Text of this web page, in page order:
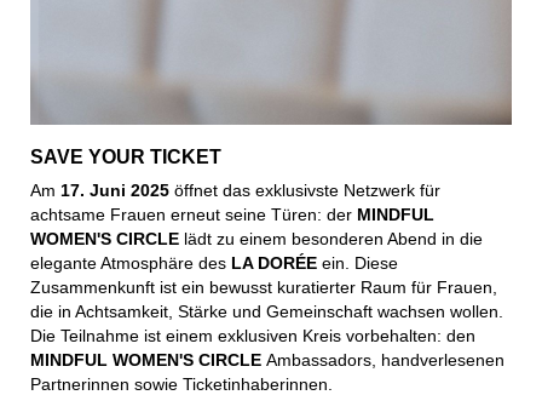
SAVE YOUR TICKET
Am 17. Juni 2025 öffnet das exklusivste Netzwerk für
achtsame Frauen erneut seine Türen: der MINDFUL
WOMEN'S CIRCLE lädt zu einem besonderen Abend in die
elegante Atmosphäre des LA DORÉE ein. Diese
Zusammenkunft ist ein bewusst kuratierter Raum für Frauen,
die in Achtsamkeit, Stärke und Gemeinschaft wachsen wollen.
Die Teilnahme ist einem exklusiven Kreis vorbehalten: den
MINDFUL WOMEN'S CIRCLE Ambassadors, handverlesenen
Partnerinnen sowie Ticketinhaberinnen.